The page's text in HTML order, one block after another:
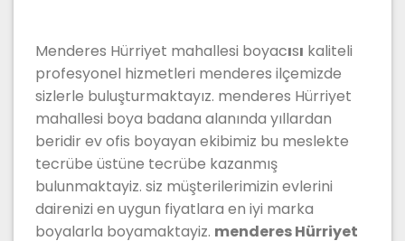
Menderes Hürriyet mahallesi boyacısı kaliteli
profesyonel hizmetleri menderes ilçemizde
sizlerle buluşturmaktayız. menderes Hürriyet
mahallesi boya badana alanında yıllardan
beridir ev ofis boyayan ekibimiz bu meslekte
tecrübe üstüne tecrübe kazanmış
bulunmaktayiz. siz müşterilerimizin evlerini
dairenizi en uygun fiyatlara en iyi marka
boyalarla boyamaktayiz. menderes Hürriyet